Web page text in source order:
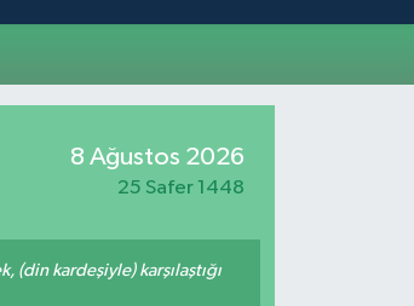
8 Ağustos 2026
25 Safer 1448
kardeşiyle) karşılaştığı